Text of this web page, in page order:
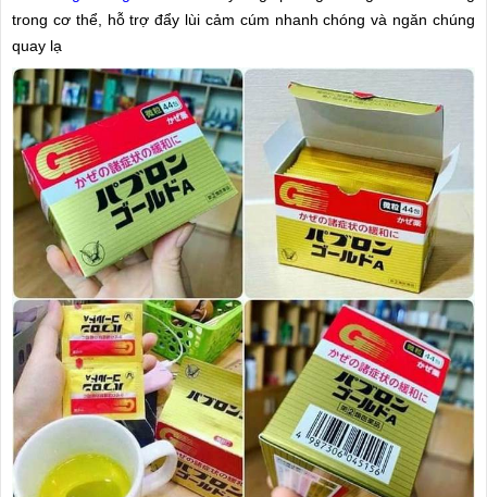
trong cơ thể, hỗ trợ đẩy lùi cảm cúm nhanh chóng và ngăn chúng
quay lạ